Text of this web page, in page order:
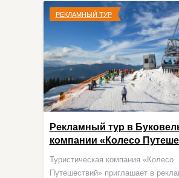
РЕКЛАМНЫЙ ТУР
Рекламный тур в
компании «Колесо
Туристическая компания «Колесо
Путешествий» приглашает в